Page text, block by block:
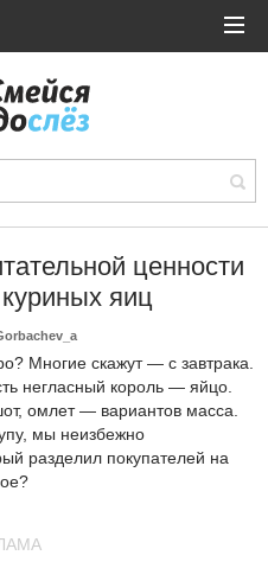
ценности
яиц
Многие скажут — с завтрака.
негласный король — яйцо.
омлет — вариантов масса.
мы неизбежно
разделил покупателей на